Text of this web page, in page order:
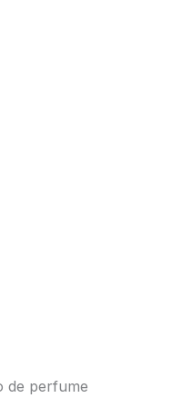
de perfume